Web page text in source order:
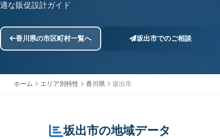
適な販促設計ガイド
香川県の市区町村一覧へ 坂出市でのご相談
ホーム エリア別特性 香川県 坂出市
坂出市の地域データ